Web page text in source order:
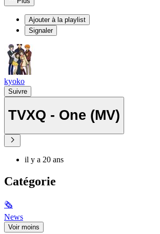
Ajouter à la playlist
Signaler
kyoko
Suivre
TVXQ - One (MV)
il y a 20 ans
Catégorie
🗞
News
Voir moins